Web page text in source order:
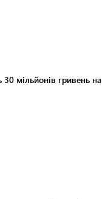
мільйонів гривень на